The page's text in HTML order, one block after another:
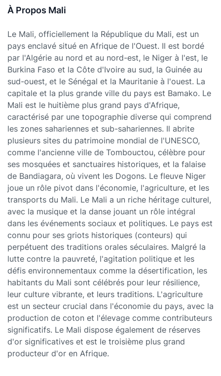
À Propos Mali
Le Mali, officiellement la République du Mali, est un
pays enclavé situé en Afrique de l'Ouest. Il est bordé
par l'Algérie au nord et au nord-est, le Niger à l'est, le
Burkina Faso et la Côte d'Ivoire au sud, la Guinée au
sud-ouest, et le Sénégal et la Mauritanie à l'ouest. La
capitale et la plus grande ville du pays est Bamako. Le
Mali est le huitième plus grand pays d'Afrique,
caractérisé par une topographie diverse qui comprend
les zones sahariennes et sub-sahariennes. Il abrite
plusieurs sites du patrimoine mondial de l'UNESCO,
comme l'ancienne ville de Tombouctou, célèbre pour
ses mosquées et sanctuaires historiques, et la falaise
de Bandiagara, où vivent les Dogons. Le fleuve Niger
joue un rôle pivot dans l'économie, l'agriculture, et les
transports du Mali. Le Mali a un riche héritage culturel,
avec la musique et la danse jouant un rôle intégral
dans les événements sociaux et politiques. Le pays est
connu pour ses griots historiques (conteurs) qui
perpétuent des traditions orales séculaires. Malgré la
lutte contre la pauvreté, l'agitation politique et les
défis environnementaux comme la désertification, les
habitants du Mali sont célébrés pour leur résilience,
leur culture vibrante, et leurs traditions. L'agriculture
est un secteur crucial dans l'économie du pays, avec la
production de coton et l'élevage comme contributeurs
significatifs. Le Mali dispose également de réserves
d'or significatives et est le troisième plus grand
producteur d'or en Afrique.